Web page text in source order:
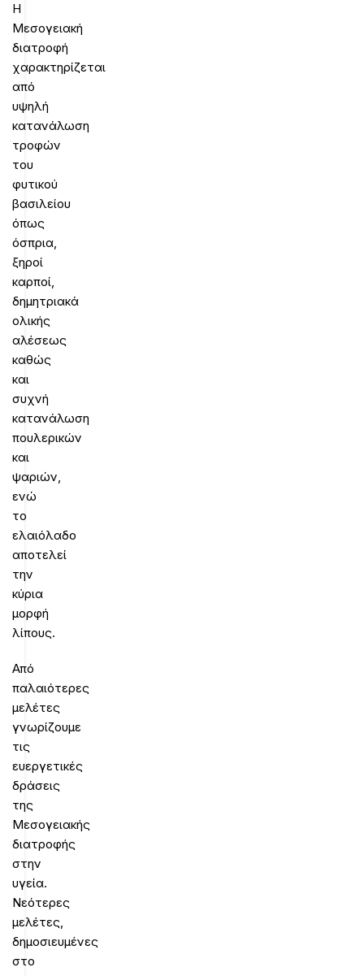
Η
Μεσογειακή
διατροφή
χαρακτηρίζεται
από
υψηλή
κατανάλωση
τροφών
του
φυτικού
βασιλείου
όπως
όσπρια,
ξηροί
καρποί,
δημητριακά
ολικής
αλέσεως
καθώς
και
συχνή
κατανάλωση
πουλερικών
και
ψαριών,
ενώ
το
ελαιόλαδο
αποτελεί
την
κύρια
μορφή
λίπους.
Από
παλαιότερες
μελέτες
γνωρίζουμε
τις
ευεργετικές
δράσεις
της
Μεσογειακής
διατροφής
στην
υγεία.
Νεότερες
μελέτες,
δημοσιευμένες
στο